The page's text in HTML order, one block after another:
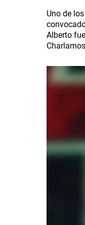
Uno de
Alberto